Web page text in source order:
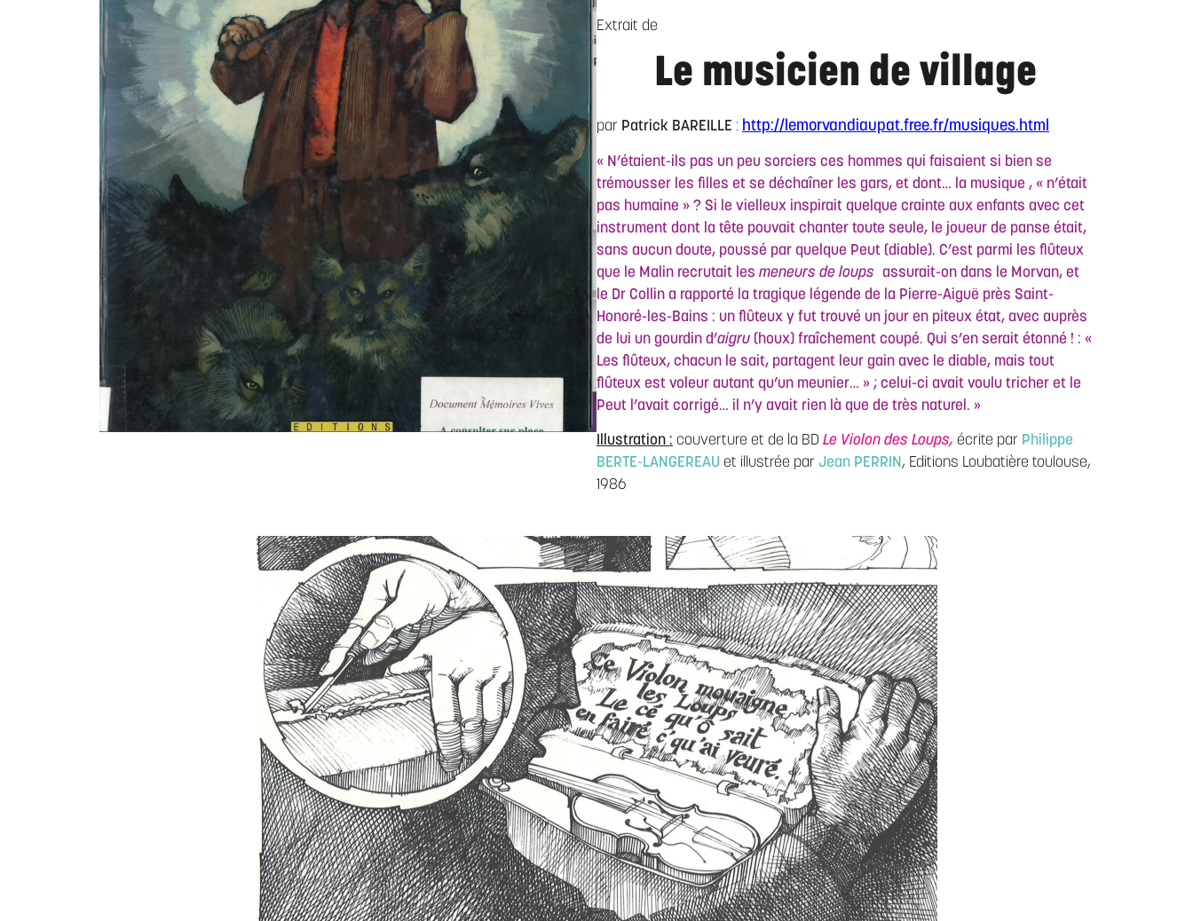
Extrait de
Le musicien de village
par Patrick BAREILLE : http://lemorvandiaupat.free.fr/musiques.html
« N’étaient-ils pas un peu sorciers ces hommes qui faisaient si bien se
trémousser les filles et se déchaîner les gars, et dont… la musique , « n’était
pas humaine » ? Si le vielleux inspirait quelque crainte aux enfants avec cet
instrument dont la tête pouvait chanter toute seule, le joueur de panse était,
sans aucun doute, poussé par quelque Peut (diable). C’est parmi les flûteux
que le Malin recrutait les meneurs de loups assurait-on dans le Morvan, et
le Dr Collin a rapporté la tragique légende de la Pierre-Aiguë près Saint-
Honoré-les-Bains : un flûteux y fut trouvé un jour en piteux état, avec auprès
de lui un gourdin d’aigru (houx) fraîchement coupé. Qui s’en serait étonné ! : «
Les flûteux, chacun le sait, partagent leur gain avec le diable, mais tout
flûteux est voleur autant qu’un meunier… » ; celui-ci avait voulu tricher et le
Peut l’avait corrigé… il n’y avait rien là que de très naturel. »
Illustration : couverture et de la BD Le Violon des Loups, écrite par Philippe
BERTE-LANGEREAU et illustrée par Jean PERRIN , Editions Loubatière toulouse,
1986